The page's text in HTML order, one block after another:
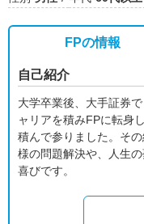
FPの情報
自己紹介
大学卒業後、大手証券
ャリアを積みFPに転身
積んで参りました。そ
様の問題解決や、人生
喜びです。